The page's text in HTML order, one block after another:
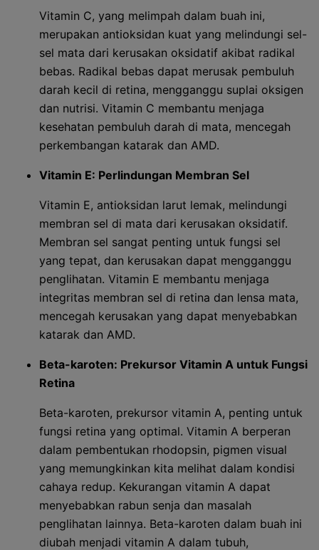
Vitamin C, yang melimpah dalam buah ini,
merupakan antioksidan kuat yang melindungi sel-
sel mata dari kerusakan oksidatif akibat radikal
bebas. Radikal bebas dapat merusak pembuluh
darah kecil di retina, mengganggu suplai oksigen
dan nutrisi. Vitamin C membantu menjaga
kesehatan pembuluh darah di mata, mencegah
perkembangan katarak dan AMD.
Vitamin E: Perlindungan Membran Sel
Vitamin E, antioksidan larut lemak, melindungi
membran sel di mata dari kerusakan oksidatif.
Membran sel sangat penting untuk fungsi sel
yang tepat, dan kerusakan dapat mengganggu
penglihatan. Vitamin E membantu menjaga
integritas membran sel di retina dan lensa mata,
mencegah kerusakan yang dapat menyebabkan
katarak dan AMD.
Beta-karoten: Prekursor Vitamin A untuk Fungsi
Retina
Beta-karoten, prekursor vitamin A, penting untuk
fungsi retina yang optimal. Vitamin A berperan
dalam pembentukan rhodopsin, pigmen visual
yang memungkinkan kita melihat dalam kondisi
cahaya redup. Kekurangan vitamin A dapat
menyebabkan rabun senja dan masalah
penglihatan lainnya. Beta-karoten dalam buah ini
diubah menjadi vitamin A dalam tubuh,